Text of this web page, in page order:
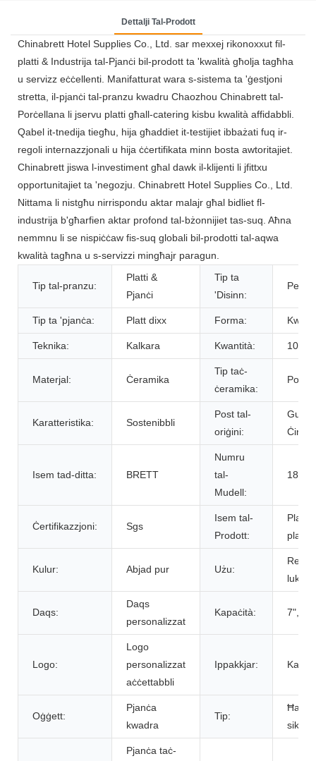
Dettalji Tal-Prodott
Chinabrett Hotel Supplies Co., Ltd. sar mexxej rikonoxxut fil-
platti & Industrija tal-Pjanċi bil-prodott ta 'kwalità għolja tagħha
u servizz eċċellenti. Manifatturat wara s-sistema ta 'ġestjoni
stretta, il-pjanċi tal-pranzu kwadru Chaozhou Chinabrett tal-
Porċellana li jservu platti għall-catering kisbu kwalità affidabbli.
Qabel it-tnedija tiegħu, hija għaddiet it-testijiet ibbażati fuq ir-
regoli internazzjonali u hija ċċertifikata minn bosta awtoritajiet.
Chinabrett jiswa l-investiment għal dawk il-klijenti li jfittxu
opportunitajiet ta 'negozju. Chinabrett Hotel Supplies Co., Ltd.
Nittama li nistgħu nirrispondu aktar malajr għal bidliet fl-
industrija b'għarfien aktar profond tal-bżonnijiet tas-suq. Aħna
nemmnu li se nispiċċaw fis-suq globali bil-prodotti tal-aqwa
kwalità tagħna u s-servizzi mingħajr paragun.
Tip tal-pranzu:
Platti &
Pjanċi
Tip ta
'Disinn:
Tip ta 'pjanċa: Platt dixx Forma:
Teknika: Kalkara Kwantità: 10>
Materjal: Ċeramika
Tip taċ-
ċeramika:
Karatteristika: Sostenibbli
Post tal-
oriġini:
Ċina
Isem tad-ditta: BRETT
Numru
tal-
Mudell:
Ċertifikazzjoni: Sgs
Isem tal-
Prodott:
Platti
platti
Kulur: Abjad pur Użu:
Daqs:
Daqs
personalizzat
Kapaċità:
Logo:
Logo
personalizzat
aċċettabbli
Ippakkjar:
Oġġett:
Pjanċa
kwadra
Tip:
Ħasil
sikur
Pjanċa taċ-